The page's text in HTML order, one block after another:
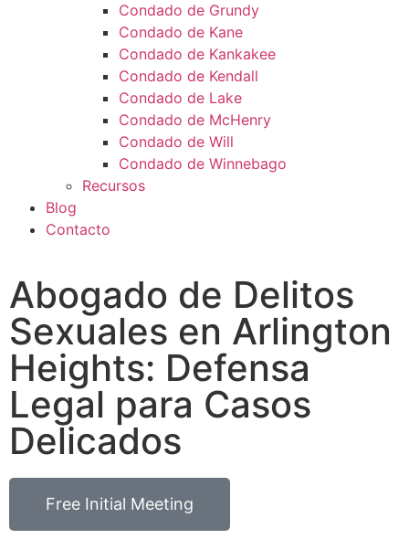
Condado de Grundy
Condado de Kane
Condado de Kankakee
Condado de Kendall
Condado de Lake
Condado de McHenry
Condado de Will
Condado de Winnebago
Recursos
Blog
Contacto
Abogado de Delitos
Sexuales en Arlington
Heights: Defensa
Legal para Casos
Delicados
Free Initial Meeting